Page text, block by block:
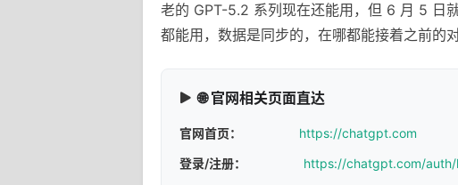
老的 GPT-5.2 系列现在还能用，但 6 月 5 日
都能用，数据是同步的，在哪都能接着之前的对
🌐 官网相关页面直达
官网首页：
https://chatgpt.com
登录/注册：
https://chatgpt.com/auth/